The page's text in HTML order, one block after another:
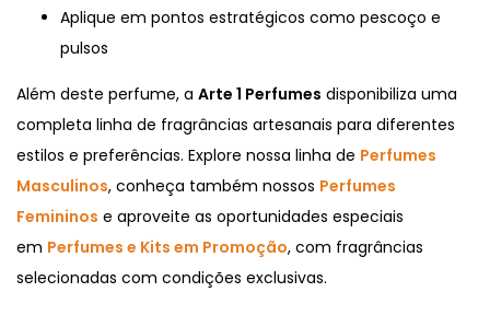
Aplique em pontos estratégicos como pescoço e
pulsos
Além deste perfume, a Arte 1 Perfumes disponibiliza uma
completa linha de fragrâncias artesanais para diferentes
estilos e preferências. Explore nossa linha de Perfumes
Masculinos, conheça também nossos Perfumes
Femininos e aproveite as oportunidades especiais
em Perfumes e Kits em Promoção, com fragrâncias
selecionadas com condições exclusivas.